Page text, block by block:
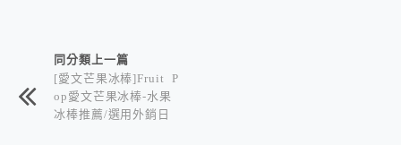
相連文章同分類上一篇
[愛文芒果冰棒]Fruit P
op愛文芒果冰棒-水果
冰棒推薦/選用外銷日